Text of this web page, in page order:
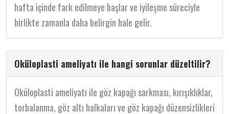
hafta içinde fark edilmeye başlar ve iyileşme süreciyle
birlikte zamanla daha belirgin hale gelir.
Oküloplasti ameliyatı ile hangi sorunlar düzeltilir?
Oküloplasti ameliyatı ile göz kapağı sarkması, kırışıklıklar,
torbalanma, göz altı halkaları ve göz kapağı düzensizlikleri